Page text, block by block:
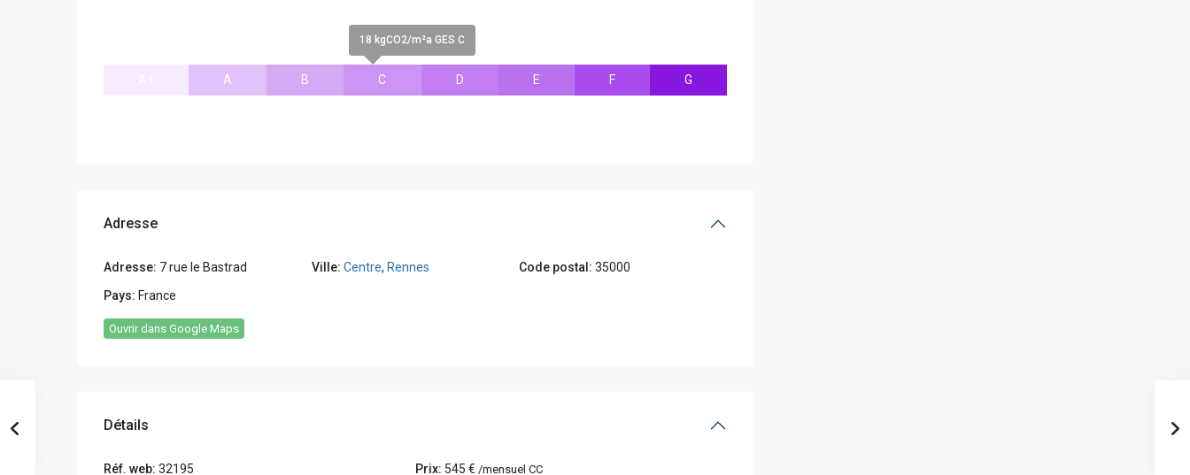
A B
18 kgCO2/m²a GES C
C D E F G
Adresse
Adresse: 7 rue le Bastrad Ville: Centre, Rennes Code postal: 35000
Pays: France
Ouvrir dans Google Maps
Détails
Réf. web: 32195 Prix: 545 € /mensuel CC